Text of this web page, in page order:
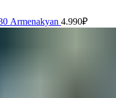
Armenakyan 4.990₽